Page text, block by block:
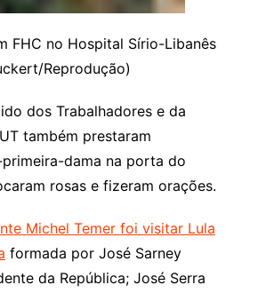
FHC no Hospital Sírio-Libanês
Reprodução)
dos Trabalhadores e da
também prestaram
dama na porta do
rosas e fizeram orações.
Michel Temer foi visitar Lula
formada por José Sarney
da República; José Serra